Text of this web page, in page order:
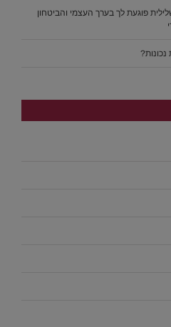
פוגעת לך בערך העצמי והביטחון